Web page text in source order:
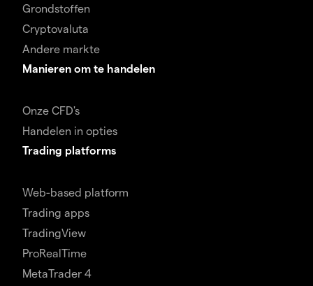
Grondstoffen
Cryptovaluta
Andere markte
Manieren om te handelen
Onze CFD's
Handelen in opties
Trading platforms
Web-based platform
Trading apps
TradingView
ProRealTime
MetaTrader 4